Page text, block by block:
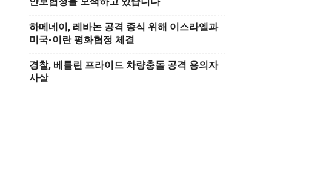
하메네이, 레바논 공격 종식 위해 이스라엘과
미국-이란 평화협정 체결
경찰, 베를린 프라이드 차량충돌 공격 용의자
사살